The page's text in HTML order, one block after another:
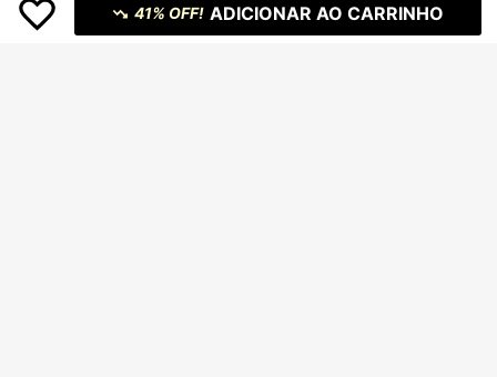
41% OFF! ADICIONAR AO CARRINHO